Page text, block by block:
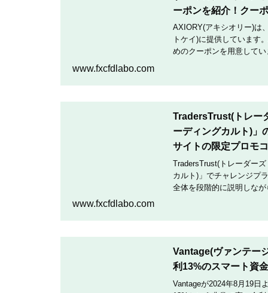
ーポンを紹介！クー
AXIORY(アキシオリー)は
トケイ)に提供しています
めのクーポンを用意して
www.fxcfdlabo.com
TradersTrust(トレー
ーディングカルト)」
サイトの限定プロモ
TradersTrust(トレーダー
カルト)」でチャレンジプ
全体を段階的に説明しな
TradingCultがほぼ定期的
www.fxcfdlabo.com
Vantage(ヴァンテー
利13%のスマート資
Vantageが2024年8月19日